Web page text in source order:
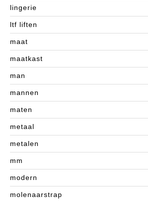
lingerie
ltf liften
maat
maatkast
man
mannen
maten
metaal
metalen
mm
modern
molenaarstrap